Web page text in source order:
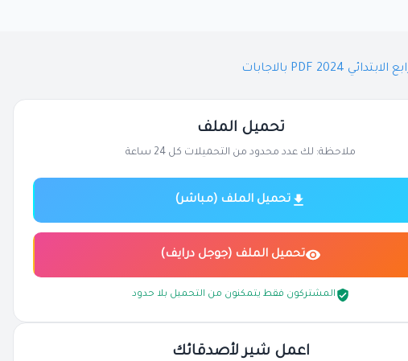
تحميل الملف
ملاحظة: لك عدد محدود من التحميلات كل 24 ساعة
تحميل الملف (مباشر)
تحميل الملف (جوجل درايف)
المشتركون فقط يتمكنون من التحميل بلا حدود
اعمل شير لأصدقائك